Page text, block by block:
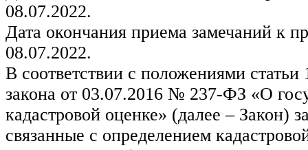
08.07.2022.
Дата окончания приема замечаний к
08.07.2022.
В соответствии с положениями статьи
закона от 03.07.2016 № 237-ФЗ «О
кадастровой оценке» (далее – Закон)
связанные с определением